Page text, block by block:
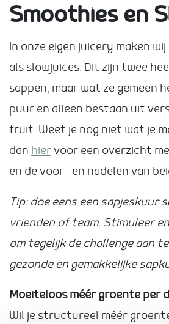
Smoothies en
In onze eigen juicery maken
als slowjuices. Dit zijn twee
sappen, maar wat ze gemeen
puur en alleen bestaan uit
fruit. Weet je nog niet wat je
dan hiervoor een overzicht
en de voor- en nadelen van
Tip: doe eens een sapjeskuur
vrienden of team. Stimuleer
om tegelijk de challenge aan
gezonde en gemakkelijke
Moeiteloos méér groente per
Wil je structureel méér